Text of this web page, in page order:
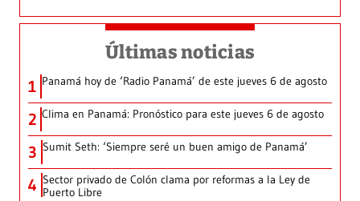
Últimas noticias
1 Panamá hoy de ‘Radio Panamá’ de este jueves 6 de agosto
2 Clima en Panamá: Pronóstico para este jueves 6 de agosto
3 Sumit Seth: ‘Siempre seré un buen amigo de Panamá’
4 Sector privado de Colón clama por reformas a la Ley de
Puerto Libre